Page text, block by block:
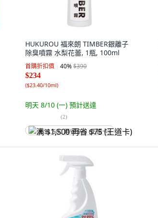
HUKUROU 福來朗 TIMBER銀離子
除臭噴霧 水梨花蕾, 1瓶, 100ml
首購折扣價 40%$390
$234
($23.40/10ml)
明天 8/10 (一) 預計送達
(2)
满 $1,500 再省 $75 (王道卡)